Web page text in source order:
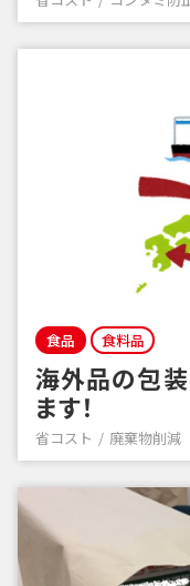
食品 食料品
海外品の包
ます！
省コスト 廃棄物削減